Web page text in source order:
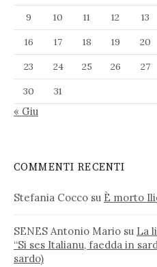
9
10 11 12 13
16
17 18 19 20
23
24 25 26 27
30
31
« Giu
COMMENTI RECENTI
Stefania Cocco su È morto
SENES Antonio Mario su La
“Si ses Italianu, faedda in
sardo)